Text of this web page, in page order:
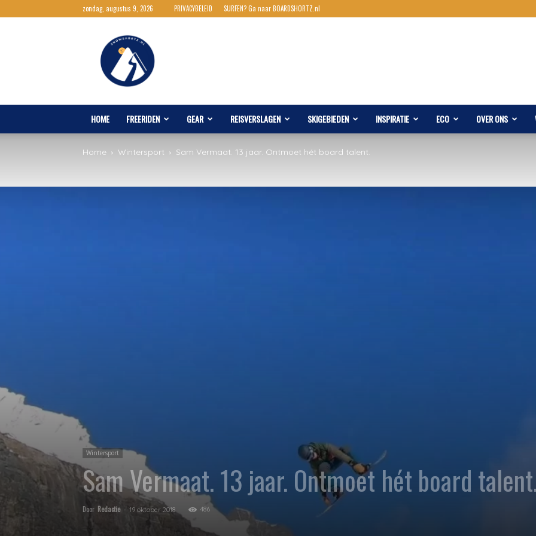
zondag, augustus 9, 2026 PRIVACYBELEID SURFEN? Ga naar BOARDSHORTZ.nl
Snowshortz.nl
HOME FREERIDEN GEAR REISVERSLAGEN SKIGEBIEDEN INSPIRATIE ECO OVER ONS
Home Wintersport Sam Vermaat. 13 jaar. Ontmoet hét board talent.
Wintersport
Sam Vermaat. 13 jaar. Ontmoet hét board
Door Redactie - 19 oktober 2018 486